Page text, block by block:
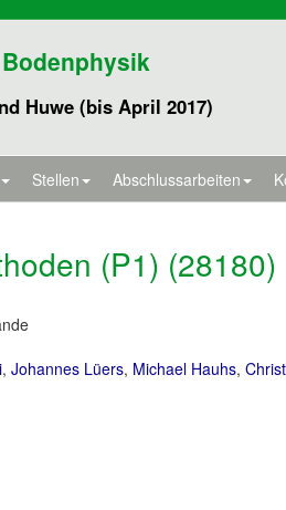
Huwe (bis April 2017)
Stellen Abschlussarbeiten
(P1) (28180)
, Johannes Lüers, Michael Hauhs,